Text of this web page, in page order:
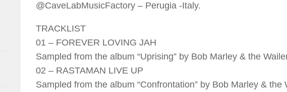
@CaveLabMusicFactory – Perugia -Italy.
TRACKLIST
01 – FOREVER LOVING JAH
Sampled from the album “Uprising” by Bob Marley & the
02 – RASTAMAN LIVE UP
Sampled from the album “Confrontation” by Bob Marley & the